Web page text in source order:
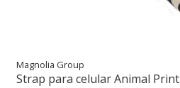
Magnolia Group
Strap para celular Animal Print